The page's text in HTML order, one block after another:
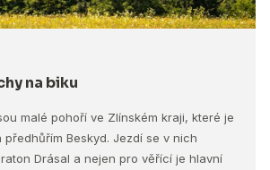
na biku
malé pohoří ve Zlínském kraji, které je
předhůřím Beskyd. Jezdí se v nich
Drásal a nejen pro věřící je hlavní